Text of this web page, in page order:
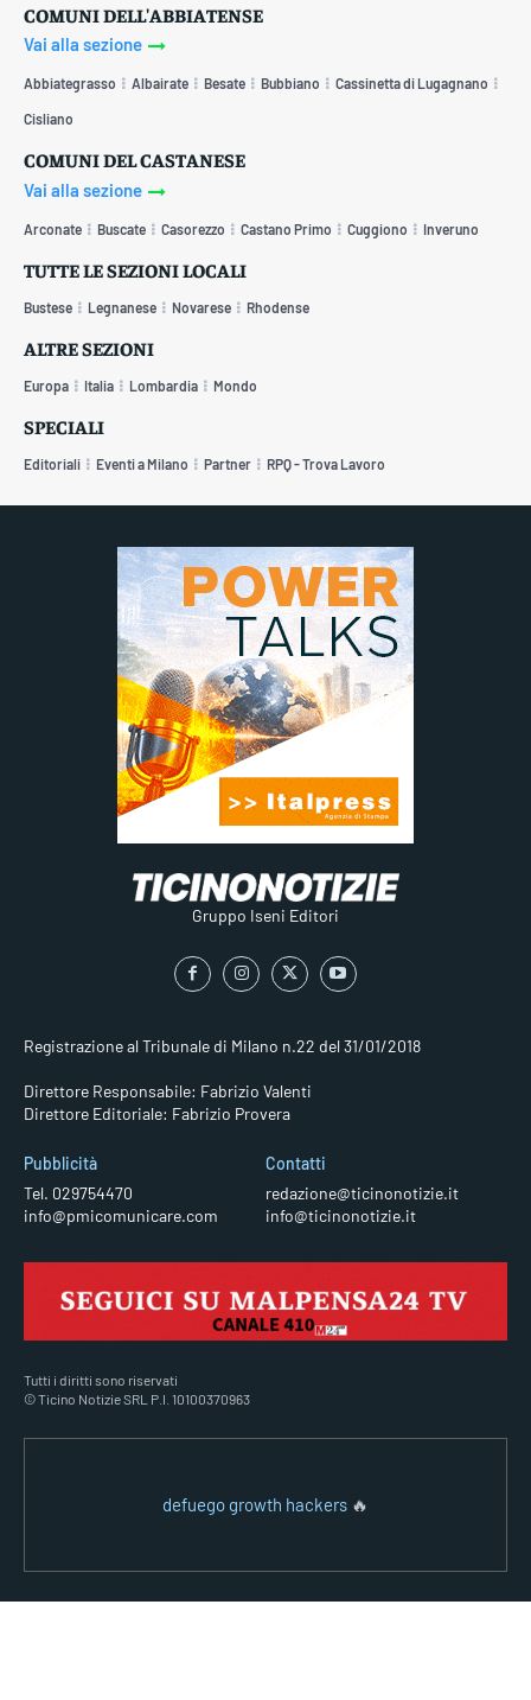
COMUNI DELL'ABBIATENSE
Vai alla sezione
Abbiategrasso Albairate Besate Bubbiano Cassinetta di Lugagnano
Cisliano
COMUNI DEL CASTANESE
Vai alla sezione
Arconate Buscate Casorezzo Castano Primo Cuggiono Inveruno
TUTTE LE SEZIONI LOCALI
Bustese Legnanese Novarese Rhodense
ALTRE SEZIONI
Europa Italia Lombardia Mondo
SPECIALI
Editoriali Eventi a Milano Partner RPQ - Trova Lavoro
Gruppo Iseni Editori
Registrazione al Tribunale di Milano n.22 del 31/01/2018
Direttore Responsabile: Fabrizio Valenti
Direttore Editoriale: Fabrizio Provera
Pubblicità
Tel. 029754470
info@pmicomunicare.com
Contatti
redazione@ticinonotizie.it
info@ticinonotizie.it
Tutti i diritti sono riservati
© Ticino Notizie SRL P.I. 10100370963
defuego growth hackers 🔥